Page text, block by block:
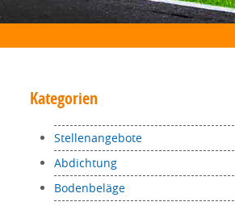
Kategorien
Stellenangebote
Abdichtung
Bodenbeläge